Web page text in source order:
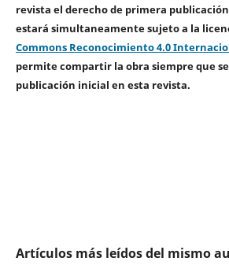
revista el derecho de primera
estará simultaneamente sujeto a la
Commons Reconocimiento 4.0
permite compartir la obra siempre que
publicación inicial en esta revista.
Artículos más leídos del mismo